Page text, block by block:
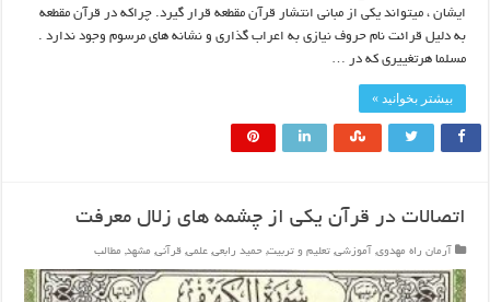
ایشان ، میتواند یکی از مبانی انتشار قرآن مقطعه قرار گیرد. چراکه در قرآن مقطعه
به دلیل قرائت نام حروف نیازی به اعراب گذاری و نشانه های مرسوم وجود ندارد .
مسلما هرتغییری که در …
بیشتر بخوانید »
اتصالات در قرآن یکی از چشمه های زلال معرفت
آرمان راه مهدوی, آموزشی, تعلیم و تربیت, حمید رابعی, علمی, قرآنی, مشهد, مطالب